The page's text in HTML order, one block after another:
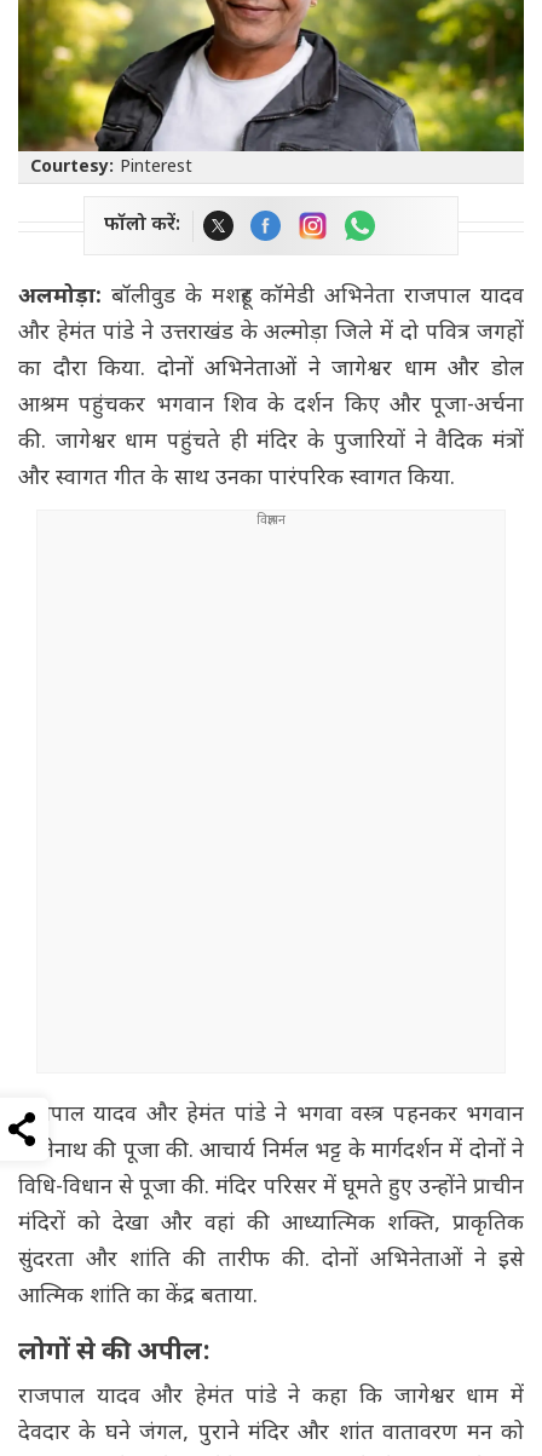
Courtesy: Pinterest
फॉलो करें:
अलमोड़ा: बॉलीवुड के मशहूर कॉमेडी अभिनेता राजपाल यादव
और हेमंत पांडे ने उत्तराखंड के अल्मोड़ा जिले में दो पवित्र जगहों
का दौरा किया. दोनों अभिनेताओं ने जागेश्वर धाम और डोल
आश्रम पहुंचकर भगवान शिव के दर्शन किए और पूजा-अर्चना
की. जागेश्वर धाम पहुंचते ही मंदिर के पुजारियों ने वैदिक मंत्रों
और स्वागत गीत के साथ उनका पारंपरिक स्वागत किया.
राजपाल यादव और हेमंत पांडे ने भगवा वस्त्र पहनकर भगवान
भोलेनाथ की पूजा की. आचार्य निर्मल भट्ट के मार्गदर्शन में दोनों ने
विधि-विधान से पूजा की. मंदिर परिसर में घूमते हुए उन्होंने प्राचीन
मंदिरों को देखा और वहां की आध्यात्मिक शक्ति, प्राकृतिक
सुंदरता और शांति की तारीफ की. दोनों अभिनेताओं ने इसे
आत्मिक शांति का केंद्र बताया.
लोगों से की अपील:
राजपाल यादव और हेमंत पांडे ने कहा कि जागेश्वर धाम में
देवदार के घने जंगल, पुराने मंदिर और शांत वातावरण मन को